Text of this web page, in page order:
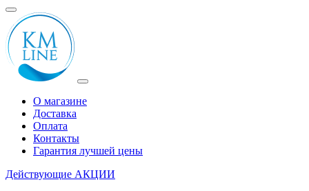
О магазине
Доставка
Оплата
Контакты
Гарантия лучшей цены
Действующие АКЦИИ